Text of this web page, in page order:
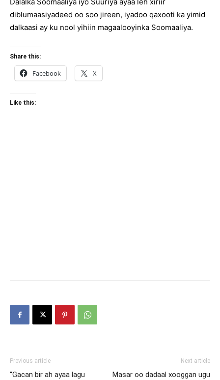
Dalalka Soomaaliya iyo Suuriya ayaa leh xiriir
diblumaasiyadeed oo soo jireen, iyadoo qaxooti ka yimid
dalkaasi ay ku nool yihiin magaalooyinka Soomaaliya.
Share this:
Facebook X
Like this:
Previous article
“Gacan bir ah ayaa lagu
Next article
Masar oo dadaal xooggan ugu